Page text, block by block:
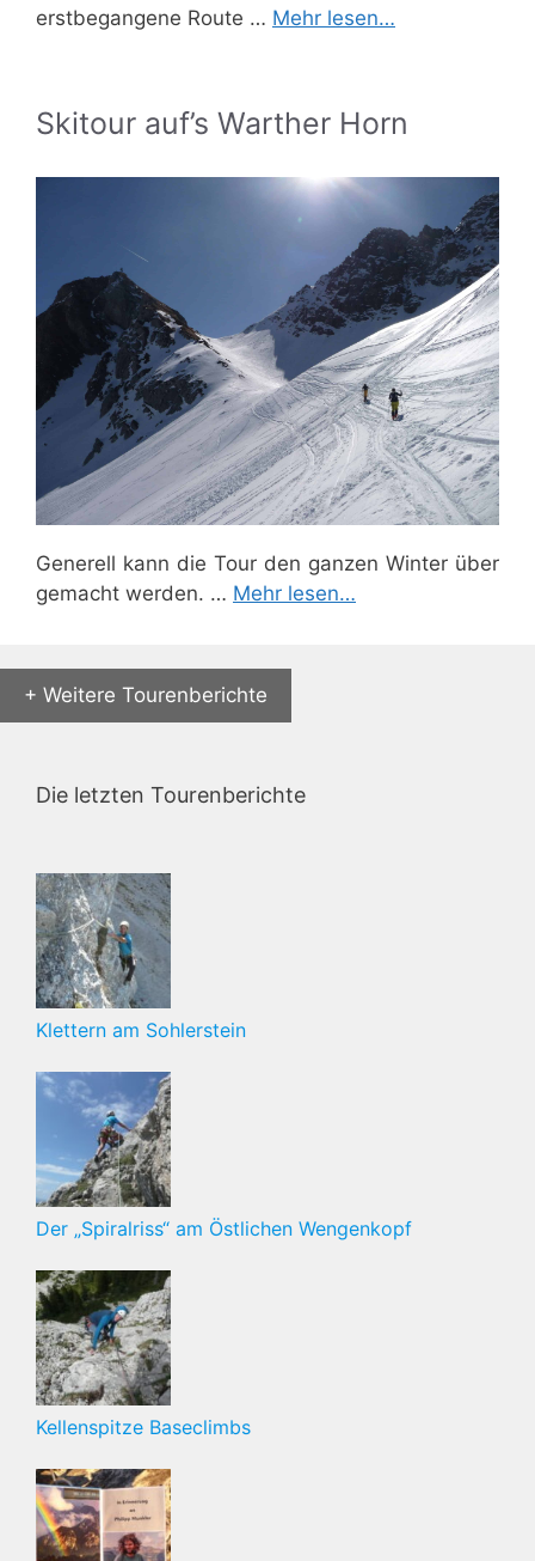
erstbegangene Route … Mehr lesen…
Skitour auf’s Warther Horn
Generell kann die Tour den ganzen Winter über
gemacht werden. … Mehr lesen…
+ Weitere Tourenberichte
Die letzten Tourenberichte
Klettern am Sohlerstein
Der „Spiralriss“ am Östlichen Wengenkopf
Kellenspitze Baseclimbs